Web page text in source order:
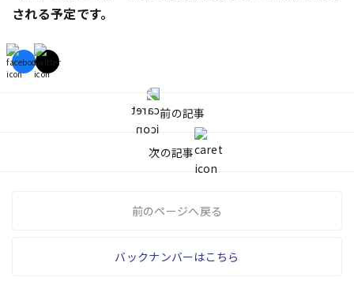
される予定です。
前の記事
次の記事
前のページへ戻る
バックナンバーはこちら